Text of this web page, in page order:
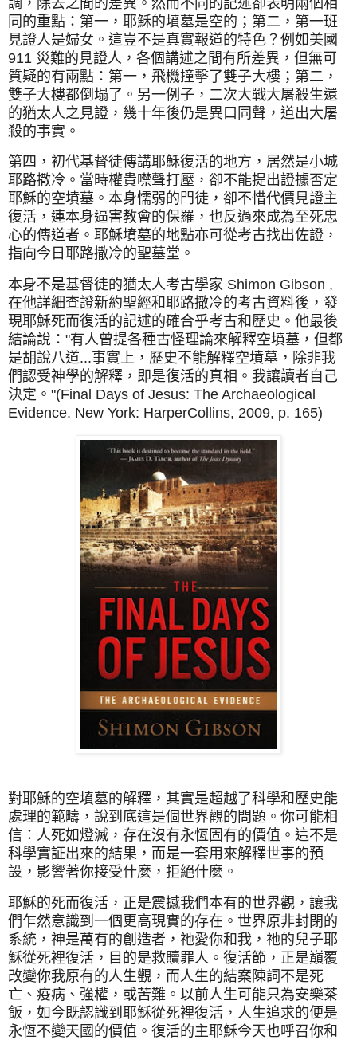
同的重點：第一，耶穌的墳墓是空的；第二，第一班
見證人是婦女。這豈不是真實報道的特色？例如美國
911 災難的見證人，各個講述之間有所差異，但無可
質疑的有兩點：第一，飛機撞擊了雙子大樓；第二，
雙子大樓都倒塌了。另一例子，二次大戰大屠殺生還
的猶太人之見證，幾十年後仍是異口同聲，道出大屠
殺的事實。
第四，初代基督徒傳講耶穌復活的地方，居然是小城
耶路撒冷。當時權貴噤聲打壓，卻不能提出證據否定
耶穌的空墳墓。本身懦弱的門徒，卻不惜代價見證主
復活，連本身逼害教會的保羅，也反過來成為至死忠
心的傳道者。耶穌墳墓的地點亦可從考古找出佐證，
指向今日耶路撒冷的聖墓堂。
本身不是基督徒的猶太人考古學家 Shimon Gibson ,
在他詳細查證新約聖經和耶路撒冷的考古資料後，發
現耶穌死而復活的記述的確合乎考古和歷史。他最後
結論說："有人曾提各種古怪理論來解釋空墳墓，但都
是胡說八道...事實上，歷史不能解釋空墳墓，除非我
們認受神學的解釋，即是復活的真相。我讓讀者自己
決定。"(Final Days of Jesus: The Archaeological
Evidence. New York: HarperCollins, 2009, p. 165)
對耶穌的空墳墓的解釋，其實是超越了科學和歷史能
處理的範疇，說到底這是個世界觀的問題。你可能相
信：人死如燈滅，存在沒有永恆固有的價值。這不是
科學實証出來的結果，而是一套用來解釋世事的預
設，影響著你接受什麼，拒絕什麼。
耶穌的死而復活，正是震撼我們本有的世界觀，讓我
們乍然意識到一個更高現實的存在。世界原非封閉的
系統，神是萬有的創造者，祂愛你和我，祂的兒子耶
穌從死裡復活，目的是救贖罪人。復活節，正是巔覆
改變你我原有的人生觀，而人生的結案陳詞不是死
亡、疫病、強權，或苦難。以前人生可能只為安樂茶
飯，如今既認識到耶穌從死裡復活，人生追求的便是
永恆不變天國的價值。復活的主耶穌今天也呼召你和